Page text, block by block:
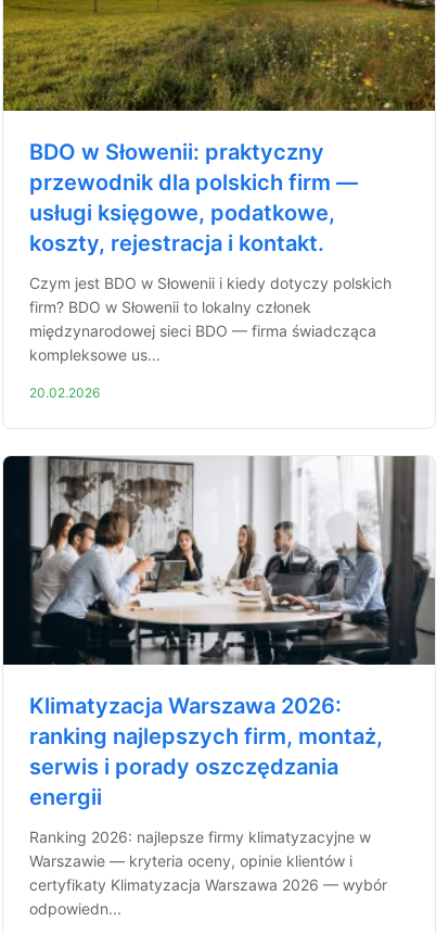
BDO w Słowenii: praktyczny
przewodnik dla polskich firm —
usługi księgowe, podatkowe,
koszty, rejestracja i kontakt.
Czym jest BDO w Słowenii i kiedy dotyczy polskich
firm? BDO w Słowenii to lokalny członek
międzynarodowej sieci BDO — firma świadcząca
kompleksowe us...
20.02.2026
Klimatyzacja Warszawa 2026:
ranking najlepszych firm, montaż,
serwis i porady oszczędzania
energii
Ranking 2026: najlepsze firmy klimatyzacyjne w
Warszawie — kryteria oceny, opinie klientów i
certyfikaty Klimatyzacja Warszawa 2026 — wybór
odpowiedn...